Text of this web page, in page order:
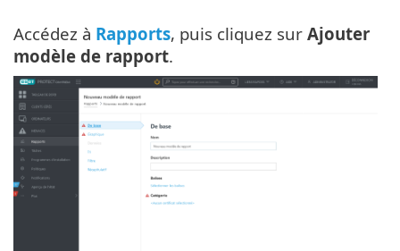
Accédez à Rapports, puis cliquez sur Ajouter
modèle de rapport.